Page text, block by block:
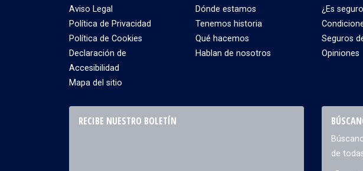
Aviso Legal
Política de Privacidad
Política de Cookies
Declaración de
Accesibilidad
Mapa del sitio
Dónde estamos
Tenemos historia
Qué hacemos
Hablan de nosotros
¿Es
Seguros
Opiniones
RECIBE NUESTRO BOLETÍN
de